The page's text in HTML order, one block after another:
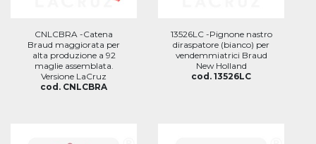
CNLCBRA -Catena
Braud maggiorata per
alta produzione a 92
maglie assemblata.
Versione LaCruz
cod. CNLCBRA
13526LC -Pignone nastro
diraspatore (bianco) per
vendemmiatrici Braud
New Holland
cod. 13526LC